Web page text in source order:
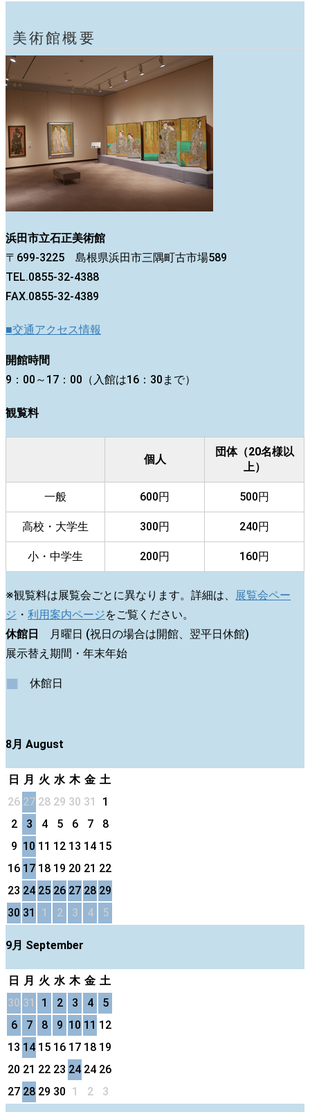
美術館概要
浜田市立石正美術館
〒699-3225 島根県浜田市三隅町古市場589
TEL.0855-32-4388
FAX.0855-32-4389
■交通アクセス情報
開館時間
9：00～17：00（入館は16：30まで）
観覧料
個人
団体（20名様以
上）
一般 600円 500円
高校・大学生 300円 240円
小・中学生 200円 160円
※観覧料は展覧会ごとに異なります。詳細は、
展覧会ペー
ジ ・ 利用案内ページをご覧ください。
休館日
月曜日 (祝日の場合は開館、翌平日休館)
展示替え期間・年末年始
■ 休館日
8月 August
日 月 火 水 木 金 土
26 27 28 29 30 31
1
2
3 4 5 6 7
8
9 10 11 12 13 14 15
16 17 18 19 20 21 22
23 24 25 26 27 28 29
30 31 1 2 3 4 5
9月 September
日 月 火 水 木 金 土
30 31 1 2 3 4
5
6
7 8 9 10 11 12
13 14 15 16 17 18 19
20 21 22 23 24 24 26
27 28 29 30 1 2 3